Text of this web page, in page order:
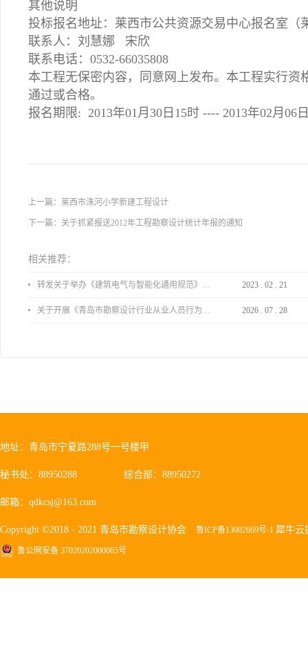
其他说明
投标报名地址：莱西市公共资源交易中心报名室（
联系人：刘慧娜 宋欣
联系电话：0532-66035808
本工程无保密内容，同意网上发布。本工程实行
通过或合格。
报名期限: 2013年01月30日15时 ---- 2013年02月06
上一篇： 莱西市洙河小学新建工程设计
下一篇： 关于抓紧报送2012年工程勘察设计统计年报的通知
相关推荐：
转发关于举办《建筑电气与智能化通用规范》 GB55024-2022公益宣贯的通知 2023 . 02 . 21
关于开展《青岛市勘察设计行业从业人员行为导则》、《青岛市住宅工程设计审查品质提升指引（2026版）》宣贯活动的通知 2026 . 07 . 28
地址：青岛市宁夏路288号一号楼甲
秘书处：88950288 综合部：88950272
邮箱：qdkcsj@163.com
Copyright ©2018 - 2021 青岛市勘察设计协会 鲁ICP备13002669号-1 犀牛云
鲁公网安备 37020202000065号